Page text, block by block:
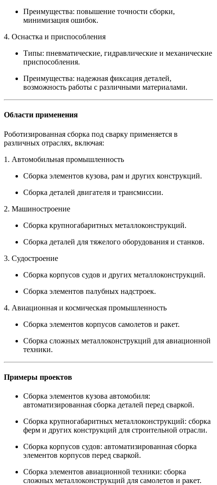
Преимущества: повышение точности сборки,
минимизация ошибок.
4. Оснастка и приспособления
Типы: пневматические, гидравлические и механические
приспособления.
Преимущества: надежная фиксация деталей,
возможность работы с различными материалами.
Области применения
Роботизированная сборка под сварку применяется в
различных отраслях, включая:
1. Автомобильная промышленность
Сборка элементов кузова, рам и других конструкций.
Сборка деталей двигателя и трансмиссии.
2. Машиностроение
Сборка крупногабаритных металлоконструкций.
Сборка деталей для тяжелого оборудования и станков.
3. Судостроение
Сборка корпусов судов и других металлоконструкций.
Сборка элементов палубных надстроек.
4. Авиационная и космическая промышленность
Сборка элементов корпусов самолетов и ракет.
Сборка сложных металлоконструкций для авиационной
техники.
Примеры проектов
Сборка элементов кузова автомобиля:
автоматизированная сборка деталей перед сваркой.
Сборка крупногабаритных металлоконструкций: сборка
ферм и других конструкций для строительной отрасли.
Сборка корпусов судов: автоматизированная сборка
элементов корпусов перед сваркой.
Сборка элементов авиационной техники: сборка
сложных металлоконструкций для самолетов и ракет.